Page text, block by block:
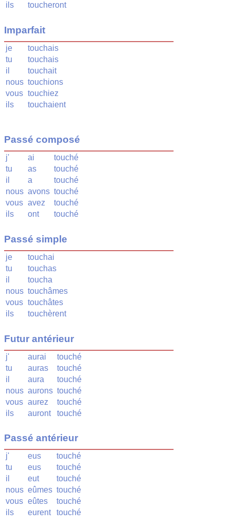
ils
toucheront
Imparfait
je
touchais
tu
touchais
il
touchait
nous touchions
vous touchiez
ils
touchaient
Passé composé
j' ai
touché
tu
as
touché
il
a
touché
nous avons touché
vous avez
touché
ils
ont touché
Passé simple
je
touchai
tu
touchas
il
toucha
nous touchâmes
vous touchâtes
ils
touchèrent
Futur antérieur
j' aurai
touché
tu
auras
touché
il
aura
touché
nous aurons touché
vous aurez
touché
ils
auront touché
Passé antérieur
j' eus
touché
tu
eus
touché
il
eut
touché
nous eûmes touché
vous eûtes
touché
ils
eurent touché